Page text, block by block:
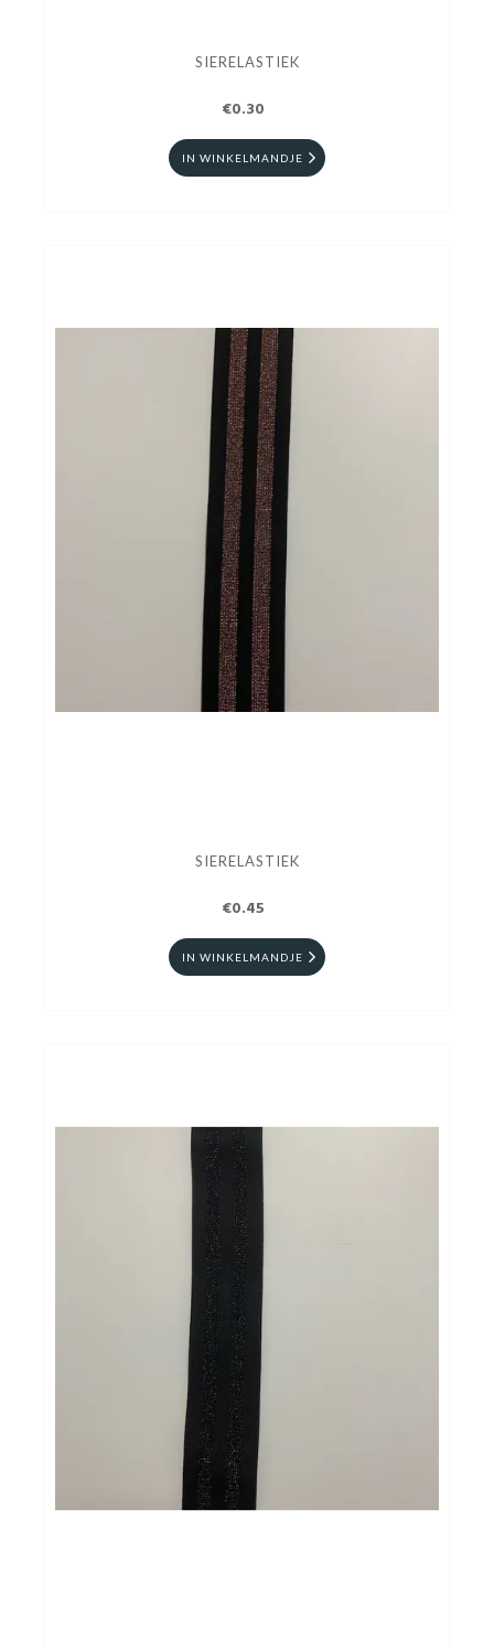
SIERELASTIEK
€0.30
IN WINKELMANDJE
SIERELASTIEK
€0.45
IN WINKELMANDJE